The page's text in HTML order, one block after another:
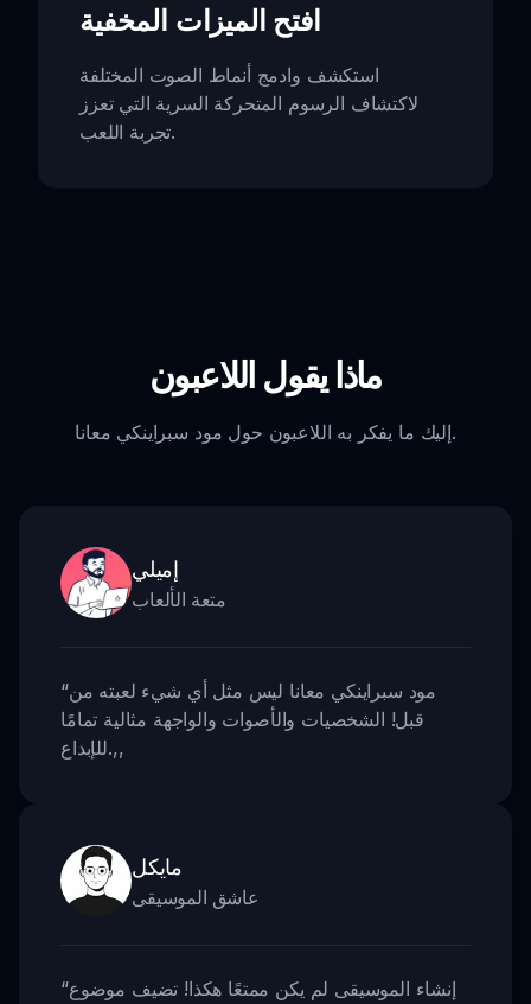
افتح الميزات المخفية
استكشف وادمج أنماط الصوت المختلفة
لاكتشاف الرسوم المتحركة السرية التي تعزز
تجربة اللعب.
ماذا يقول اللاعبون
إليك ما يفكر به اللاعبون حول مود سبراينكي معانا.
إميلي
متعة الألعاب
“مود سبراينكي معانا ليس مثل أي شيء لعبته من
قبل! الشخصيات والأصوات والواجهة مثالية تمامًا
للإبداع.,,
مايكل
عاشق الموسيقى
“إنشاء الموسيقى لم يكن ممتعًا هكذا! تضيف موضوع